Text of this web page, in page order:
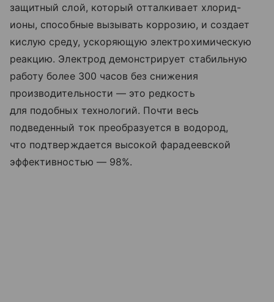
защитный слой, который отталкивает хлорид-
ионы, способные вызывать коррозию, и создает
кислую среду, ускоряющую электрохимическую
реакцию. Электрод демонстрирует стабильную
работу более 300 часов без снижения
производительности — это редкость
для подобных технологий. Почти весь
подведенный ток преобразуется в водород,
что подтверждается высокой фарадеевской
эффективностью — 98%.